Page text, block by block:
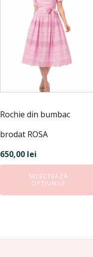
Rochie din bumbac
brodat ROSA
650,00 lei
SELECTEAZĂ
OPȚIUNILE
Opțiunile
în
produsului.